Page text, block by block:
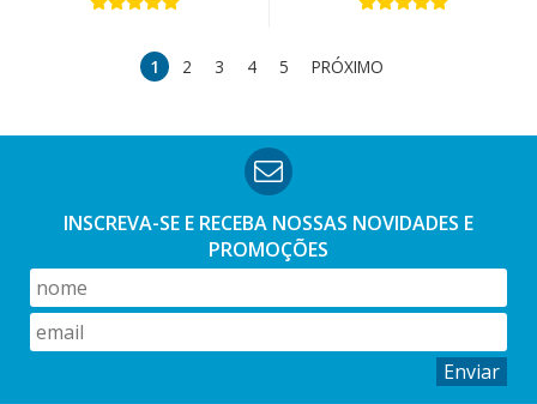
1 2 3 4 5 PRÓXIMO
INSCREVA-SE E RECEBA NOSSAS NOVIDADES E
PROMOÇÕES
Enviar